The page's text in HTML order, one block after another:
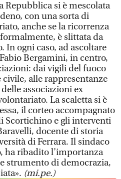
Repubblica si è mescolata
con una sorta di
anche se la ricorrenza
è slittata da
In ogni caso, ad ascoltare
Bergamini, in centro,
dai vigili del fuoco
alle rappresentanze
associazioni ex
La scaletta si è
il corteo accompagnato
Scortichino e gli interventi
docente di storia
di Ferrara. Il sindaco
ha ribadito l’importanza
strumento di democrazia,
(mi.pe.)